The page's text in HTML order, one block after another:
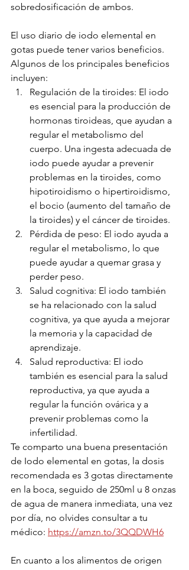
sobredosificación de ambos.
El uso diario de iodo elemental en
gotas puede tener varios beneficios.
Algunos de los principales beneficios
incluyen:
Regulación de la tiroides: El iodo
es esencial para la producción de
hormonas tiroideas, que ayudan a
regular el metabolismo del
cuerpo. Una ingesta adecuada de
iodo puede ayudar a prevenir
problemas en la tiroides, como
hipotiroidismo o hipertiroidismo,
el bocio (aumento del tamaño de
la tiroides) y el cáncer de tiroides.
Pérdida de peso: El iodo ayuda a
regular el metabolismo, lo que
puede ayudar a quemar grasa y
perder peso.
Salud cognitiva: El iodo también
se ha relacionado con la salud
cognitiva, ya que ayuda a mejorar
la memoria y la capacidad de
aprendizaje.
Salud reproductiva: El iodo
también es esencial para la salud
reproductiva, ya que ayuda a
regular la función ovárica y a
prevenir problemas como la
infertilidad.
Te comparto una buena presentación
de Iodo elemental en gotas, la dosis
recomendada es 3 gotas directamente
en la boca, seguido de 250ml u 8 onzas
de agua de manera inmediata, una vez
por día, no olvides consultar a tu
médico: https://amzn.to/3QQDWH6
En cuanto a los alimentos de origen